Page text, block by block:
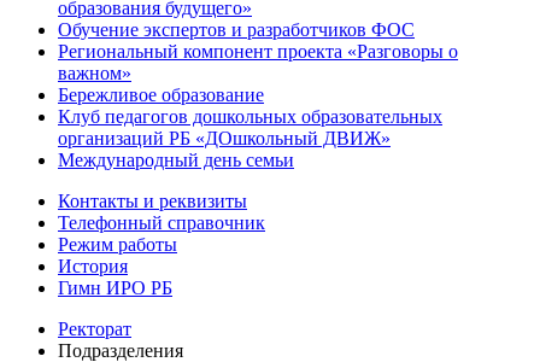
образования будущего»
Обучение экспертов и разработчиков ФОС
Региональный компонент проекта «Разговоры о
важном»
Бережливое образование
Клуб педагогов дошкольных образовательных
организаций РБ «ДОшкольный ДВИЖ»
Международный день семьи
Контакты и реквизиты
Телефонный справочник
Режим работы
История
Гимн ИРО РБ
Ректорат
Подразделения